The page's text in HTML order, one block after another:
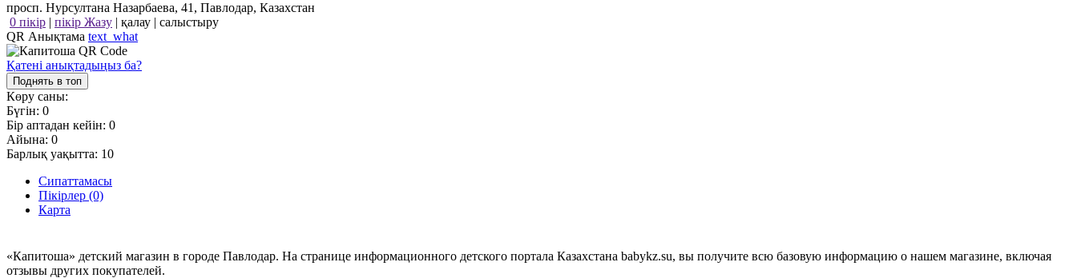
просп. Нурсултана Назарбаева, 41, Павлодар, Казахстан
0 пікір | пікір Жазу | қалау | салыстыру
QR Анықтама text_what
Қатені анықтадыңыз ба?
Поднять в топ
Көру саны:
Бүгін: 0
Бір аптадан кейін: 0
Айына: 0
Барлық уақытта: 10
Сипаттамасы
Пікірлер (0)
Карта
«Капитоша» детский магазин в городе Павлодар. На странице информационного детского портала Казахстана babykz.su, вы получите всю базовую информацию о нашем магазине, включая
отзывы других покупателей.